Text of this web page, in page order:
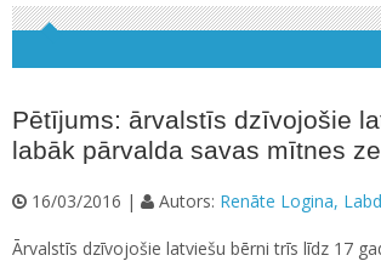
Pētījums: ārvalstīs dzīvojošie
labāk pārvalda savas mītnes
16/03/2016 | Autors: Renāte Logina,
Ārvalstīs dzīvojošie latviešu bērni trīs līdz 17